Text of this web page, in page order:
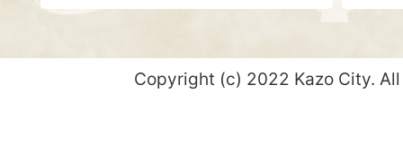
Copyright (c) 2022 Kazo City.